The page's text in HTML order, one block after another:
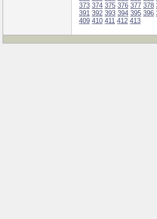
373 374 375 376 377 378
391 392 393 394 395 396
409 410 411 412 413